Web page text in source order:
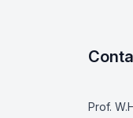
Prof.